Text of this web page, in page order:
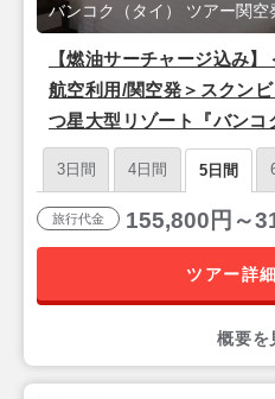
【燃油サーチャージ込み
航空利用/関空発＞スクン
つ星大型リゾート『バンコ
イーンズパーク』バンコク
バンコク（タイ） ツアー関空
3日間 4日間 5日間
旅行代金 155,800円～
ツアー詳
概要を